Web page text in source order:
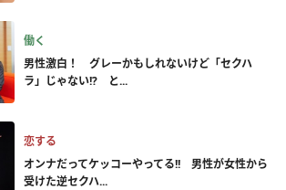
働く
男性激白！ グレーかもしれないけど「セクハ
ラ」じゃない!? と...
恋する
オンナだってケッコーやってる!! 男性が女性から
受けた逆セクハ...